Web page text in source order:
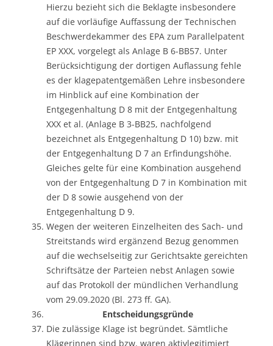
Hierzu bezieht sich die Beklagte insbesondere
auf die vorläufige Auffassung der Technischen
Beschwerdekammer des EPA zum Parallelpatent
EP XXX, vorgelegt als Anlage B 6-BB57. Unter
Berücksichtigung der dortigen Auflassung fehle
es der klagepatentgemäßen Lehre insbesondere
im Hinblick auf eine Kombination der
Entgegenhaltung D 8 mit der Entgegenhaltung
XXX et al. (Anlage B 3-BB25, nachfolgend
bezeichnet als Entgegenhaltung D 10) bzw. mit
der Entgegenhaltung D 7 an Erfindungshöhe.
Gleiches gelte für eine Kombination ausgehend
von der Entgegenhaltung D 7 in Kombination mit
der D 8 sowie ausgehend von der
Entgegenhaltung D 9.
Wegen der weiteren Einzelheiten des Sach- und
Streitstands wird ergänzend Bezug genommen
auf die wechselseitig zur Gerichtsakte gereichten
Schriftsätze der Parteien nebst Anlagen sowie
auf das Protokoll der mündlichen Verhandlung
vom 29.09.2020 (Bl. 273 ff. GA).
Entscheidungsgründe
Die zulässige Klage ist begründet. Sämtliche
Klägerinnen sind bzw. waren aktivlegitimiert